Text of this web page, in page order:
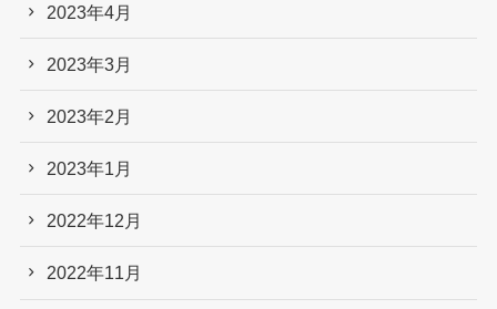
2023年4月
2023年3月
2023年2月
2023年1月
2022年12月
2022年11月